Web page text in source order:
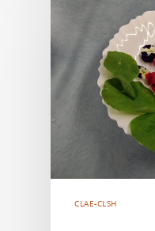
CLAE-CLSH